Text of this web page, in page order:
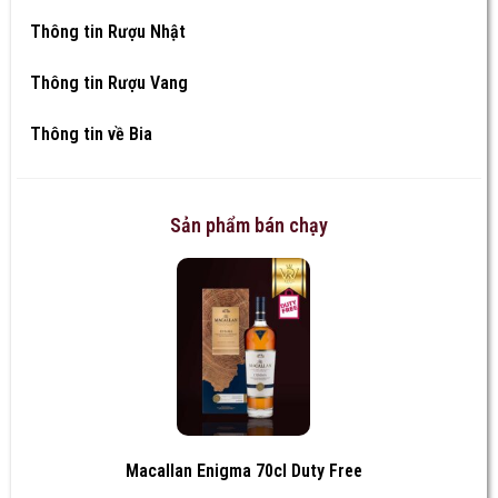
Thông tin Rượu Nhật
Thông tin Rượu Vang
Thông tin về Bia
Sản phẩm bán chạy
Macallan Enigma 70cl Duty Free